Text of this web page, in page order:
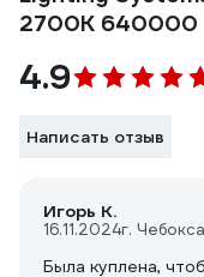
2700K 640000
4.9
Написать отзыв
Игорь К.
16.11.2024г.
Была куплена,